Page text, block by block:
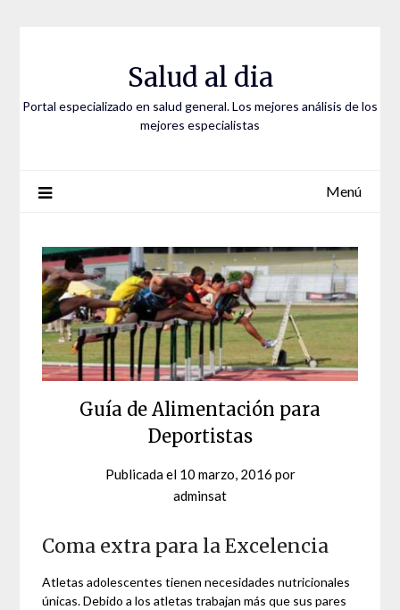
Salud al dia
Portal especializado en salud general. Los mejores análisis de los
mejores especialistas
Menú
Guía de Alimentación para
Deportistas
Publicada el 10 marzo, 2016 por
adminsat
Coma extra para la Excelencia
Atletas adolescentes tienen necesidades nutricionales
únicas. Debido a los atletas trabajan más que sus pares